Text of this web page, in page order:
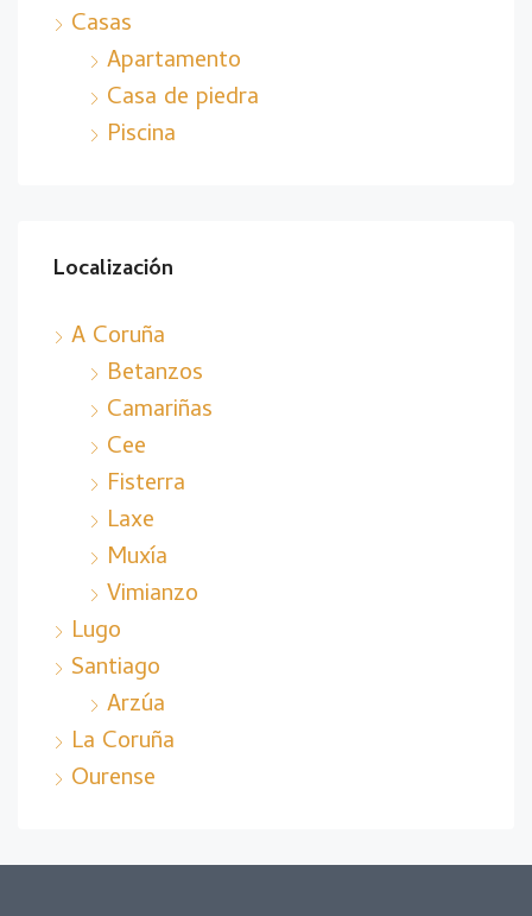
Casas
Apartamento
Casa de piedra
Piscina
Localización
A Coruña
Betanzos
Camariñas
Cee
Fisterra
Laxe
Muxía
Vimianzo
Lugo
Santiago
Arzúa
La Coruña
Ourense